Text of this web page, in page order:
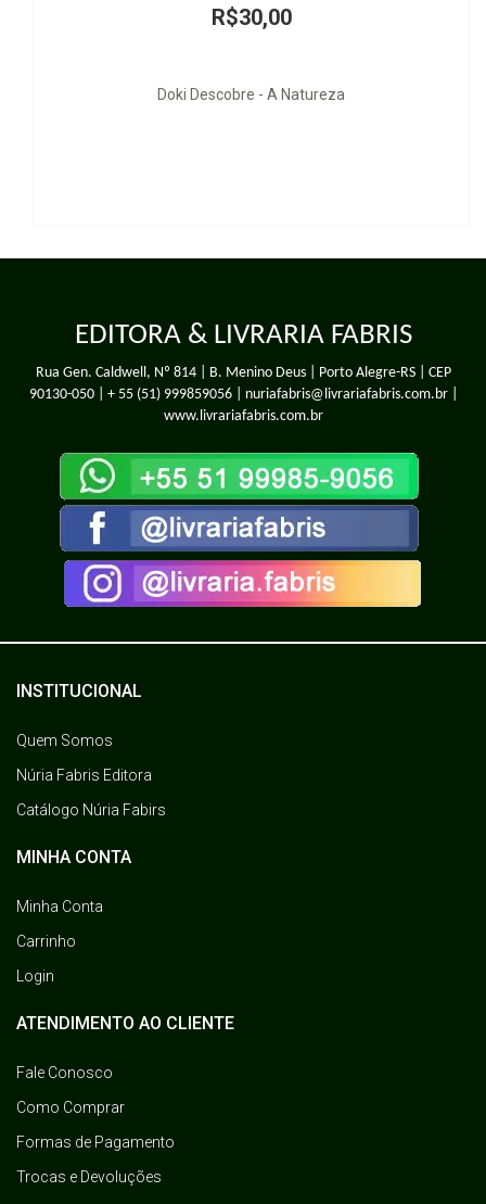
Descobre - A Natureza
EDITORA & LIVRARIA FABRIS
Rua Gen. Caldwell, Nº 814 | B. Menino Deus | Porto Alegre-RS | CEP
90130-050 | + 55 (51) 999859056| nuriafabris@livrariafabris.com.br |
www.livrariafabris.com.br
INSTITUCIONAL
Quem Somos
Núria Fabris Editora
Catálogo Núria Fabirs
MINHA CONTA
Minha Conta
Carrinho
Login
ATENDIMENTO AO CLIENTE
Fale Conosco
Como Comprar
Formas de Pagamento
Trocas e Devoluções